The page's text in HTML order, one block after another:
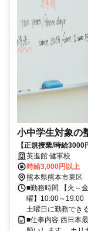
小中学生対象の
【正規授業/時給
や板書は基本からレ
英進館 健軍校
時給3,000円以上
熊本県熊本市東区
■勤務時間 【火～
曜】10:00～19:00
土曜日に勤務でき
■仕事内容 西日本